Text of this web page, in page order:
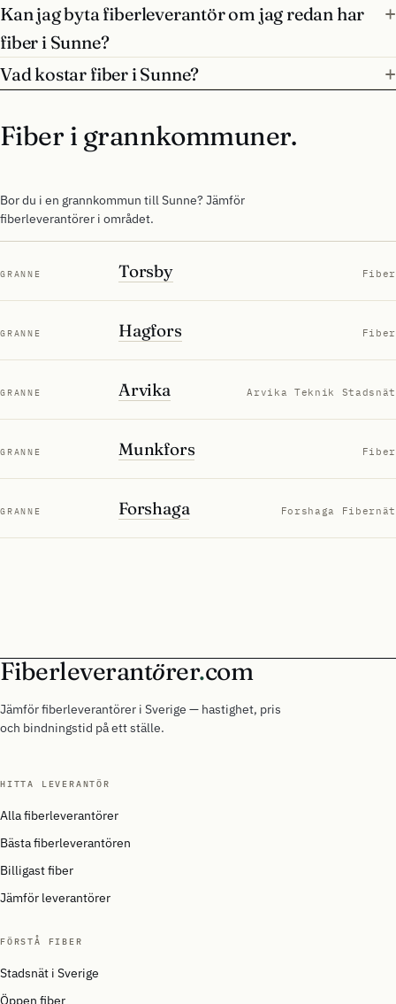
Kan jag byta fiberleverantör om jag redan har
fiber i Sunne?
Vad kostar fiber i Sunne?
Fiber i grannkommuner.
Bor du i en grannkommun till Sunne? Jämför
fiberleverantörer i området.
GRANNE Torsby Fiber
GRANNE Hagfors Fiber
GRANNE Arvika Arvika Teknik Stadsnät
GRANNE Munkfors Fiber
GRANNE Forshaga Forshaga Fibernät
Fiberleverantörer.com
Jämför fiberleverantörer i Sverige — hastighet, pris
och bindningstid på ett ställe.
HITTA LEVERANTÖR
Alla fiberleverantörer
Bästa fiberleverantören
Billigast fiber
Jämför leverantörer
FÖRSTÅ FIBER
Stadsnät i Sverige